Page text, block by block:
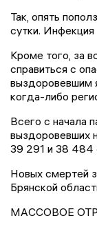
Так, опять
сутки.
Кроме того, за
справиться с
выздоровевшим
когда-либо
Всего с начала
выздоровевших
39 291 и 38 484
Новых смертей
Брянской
МАССОВОЕ